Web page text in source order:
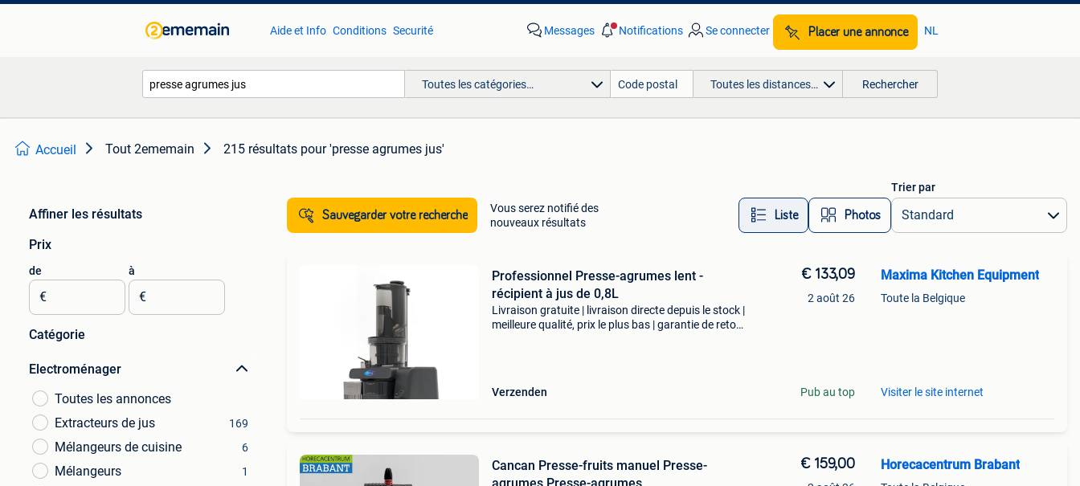
Aide et Info Conditions Securité Messages Notifications Se connecter Placer une annonce NL
Toutes les catégories… Toutes les distances… Rechercher
Accueil Tout 2ememain 215 résultats pour 'presse agrumes jus'
Affiner les résultats
Prix
de
€
à
€
Catégorie
Electroménager
Toutes les annonces
Extracteurs de jus
169
Mélangeurs de cuisine 6
Mélangeurs 1
Sauvegarder votre recherche
Vous serez notifié des
nouveaux résultats
Liste Photos
Trier par
Professionnel Presse-agrumes lent -
récipient à jus de 0,8L
Livraison gratuite | livraison directe depuis le stock |
meilleure qualité, prix le plus bas | garantie de retour
Verzenden
€ 133,09
2 août 26
Pub au top
Maxima Kitchen Equipment
Toute la Belgique
Visiter le site internet
Cancan Presse-fruits manuel Presse-
€ 159,00 Horecacentrum Brabant